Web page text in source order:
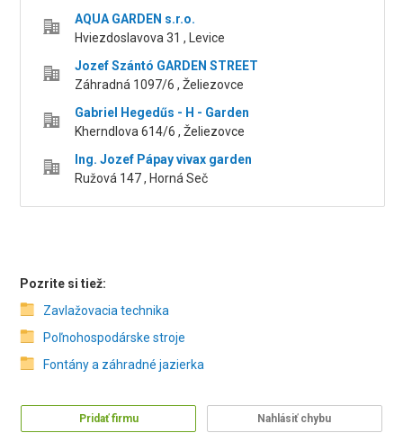
AQUA GARDEN s.r.o.
Hviezdoslavova 31 , Levice
Jozef Szántó GARDEN STREET
Záhradná 1097/6 , Želiezovce
Gabriel Hegedűs - H - Garden
Kherndlova 614/6 , Želiezovce
Ing. Jozef Pápay vivax garden
Ružová 147 , Horná Seč
Pozrite si tiež:
Zavlažovacia technika
Poľnohospodárske stroje
Fontány a záhradné jazierka
Pridať firmu Nahlásiť chybu